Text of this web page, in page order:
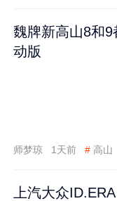
魏牌新高山8和
动版
师梦琼 1天前 # 高山
上汽大众